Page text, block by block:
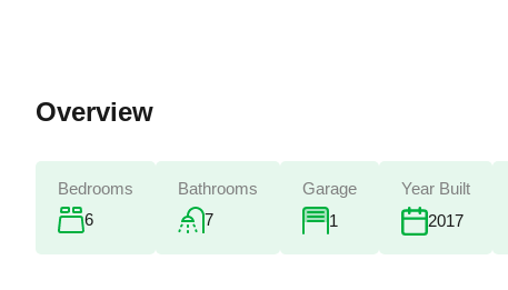
Overview
Bedrooms
6
Bathrooms
7
Garage
1
Year Built
2017